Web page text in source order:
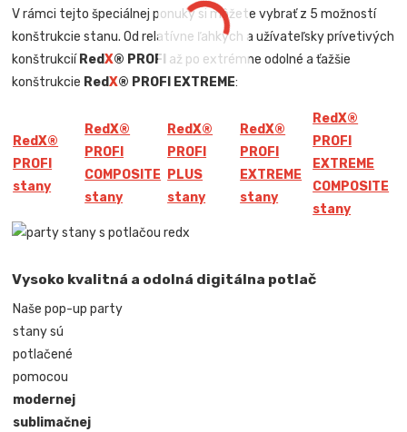
V rámci tejto špeciálnej ponuky si môžete vybrať z 5 možností
konštrukcie stanu. Od relatívne ľahkých a užívateľsky prívetivých
konštrukcií RedX® PROFI až po extrémne odolné a ťažšie
konštrukcie RedX® PROFI EXTREME:
RedX®
PROFI
stany
RedX®
PROFI
COMPOSITE
stany
RedX®
PROFI
PLUS
stany
RedX®
PROFI
EXTREME
stany
RedX®
PROFI
EXTREME
COMPOSITE
stany
Vysoko kvalitná a odolná digitálna potlač
Naše pop-up party
stany sú
potlačené
pomocou
modernej
sublimačnej